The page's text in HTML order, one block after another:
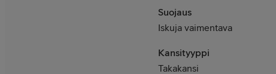
Suojaus
Iskuja vaimentava
Kansityyppi
Takakansi